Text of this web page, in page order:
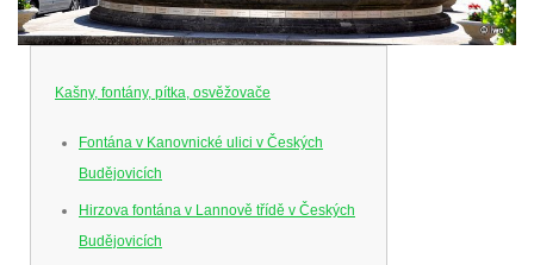
Kašny, fontány, pítka, osvěžovače
Fontána v Kanovnické ulici v Českých
Budějovicích
Hirzova fontána v Lannově třídě v Českých
Budějovicích